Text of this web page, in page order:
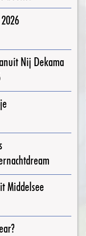
Nij Dekama
Middelsee